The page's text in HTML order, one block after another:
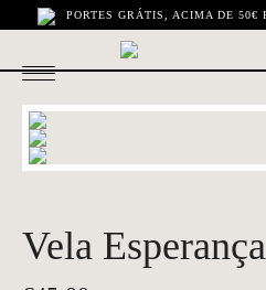
PORTES GRÁTIS, ACIMA DE 50€
Vela